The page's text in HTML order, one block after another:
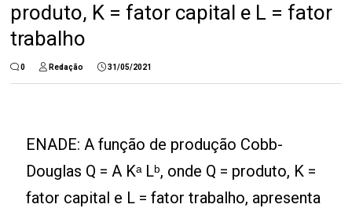
produto, K = fator capital e L = fator
trabalho
0 Redação 31/05/2021
ENADE: A função de produção Cobb-
Douglas Q = A Kᵃ Lᵇ, onde Q = produto, K =
fator capital e L = fator trabalho, apresenta